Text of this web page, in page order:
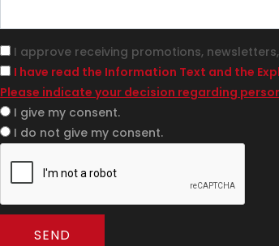
I approve receiving promotions,
I have read the Information Text and the
Please indicate your decision regarding
I give my consent.
I do not give my consent.
SEND